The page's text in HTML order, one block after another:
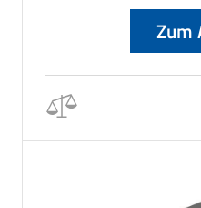
Zum